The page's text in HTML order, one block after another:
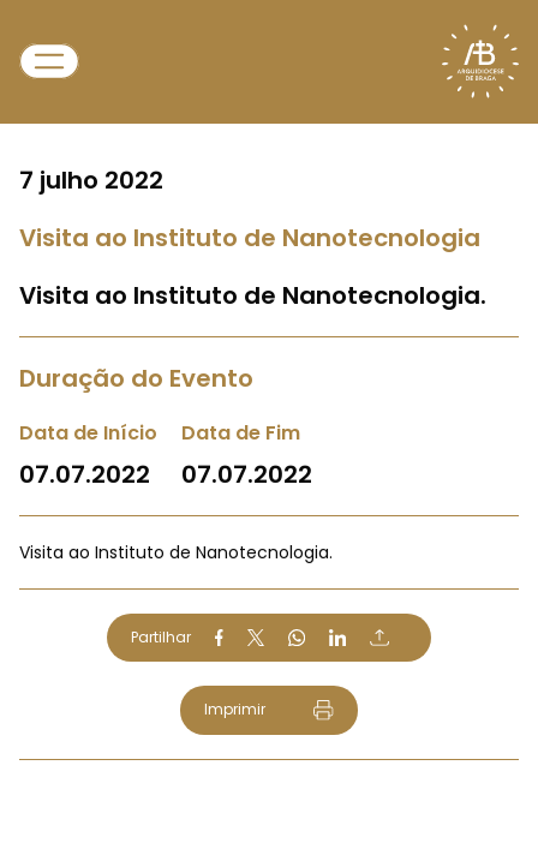
7 julho 2022
Visita ao Instituto de Nanotecnologia
Visita ao Instituto de Nanotecnologia.
Duração do Evento
Data de Início
07.07.2022
Data de Fim
07.07.2022
Visita ao Instituto de Nanotecnologia.
Partilhar
Imprimir